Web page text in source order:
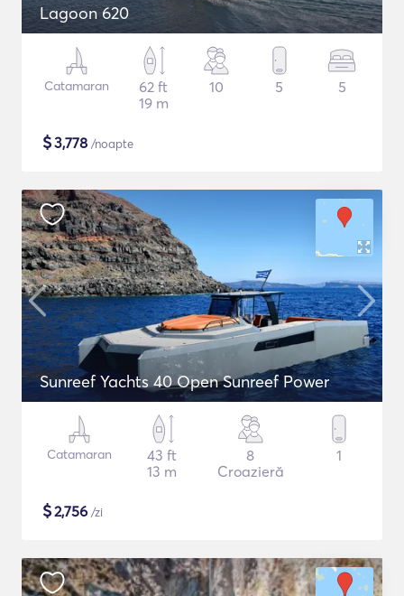
Lagoon 620
Catamaran
62 ft
19 m
10 5 5
$3,778 /noapte
Sunreef Yachts 40 Open Sunreef Power
Catamaran
43 ft
13 m
8
Croazieră
1
$2,756 /zi